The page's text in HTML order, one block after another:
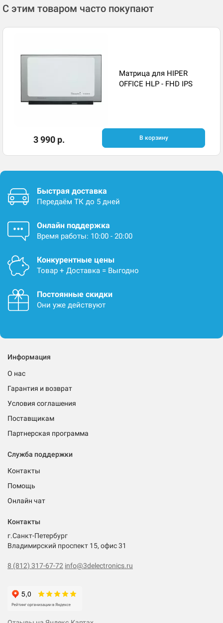
С этим товаром часто покупают
Матрица для HIPER
OFFICE HLP - FHD IPS
3 990 р. В корзину
Быстрая доставка
Передаём ТК до 5 дней
Онлайн поддержка
Время работы: 10:00 - 20:00
Конкурентные цены
Товар + Доставка = Выгодно
Постоянные скидки
Они уже действуют
Информация
О нас
Гарантия и возврат
Условия соглашения
Поставщикам
Партнерская программа
Служба поддержки
Контакты
Помощь
Онлайн чат
Контакты
г.Санкт-Петербург
Владимирский проспект 15, офис 31
8 (812) 317-67-72 info@3delectronics.ru